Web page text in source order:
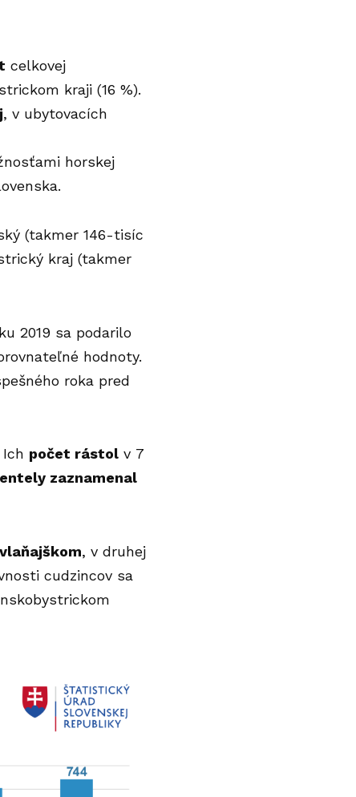
celkovej
kraji (16 %).
, v ubytovacích
horskej
(takmer 146-tisíc
kraj (takmer
2019 sa podarilo
hodnoty.
roka pred
Ich počet rástol v 7
zaznamenal
, v druhej
cudzincov sa